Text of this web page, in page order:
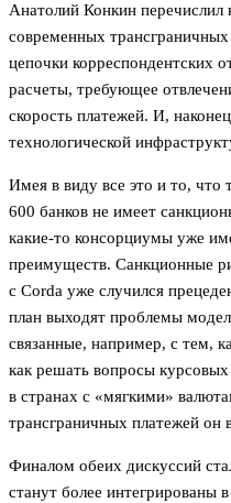
Анатолий Конкин перечислил
современных
цепочки корреспондентских
расчеты, требующее
скорость платежей. И,
технологической
Имея в виду все это и то, что
600 банков не имеет
какие-то консорциумы уже
преимуществ. Санкционные
с Corda уже случился
план выходят проблемы
связанные, например, с тем,
как решать вопросы
в странах с «мягкими»
трансграничных платежей он
Финалом обеих дискуссий
станут более интегрированы